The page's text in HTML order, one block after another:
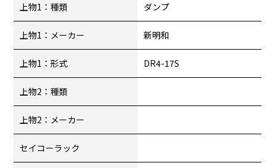
上物1：種類 ダンプ
上物1：メーカー 新明和
上物1：形式 DR4-17S
上物2：種類
上物2：メーカー
セイコーラック